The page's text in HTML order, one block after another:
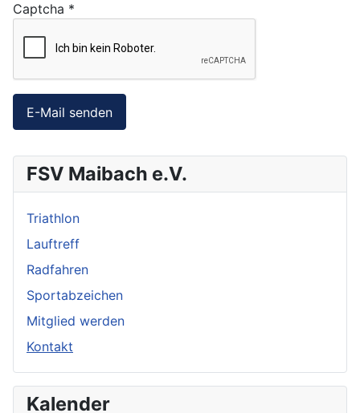
FSV Maibach e.V.
Triathlon
Lauftreff
Radfahren
Sportabzeichen
Mitglied werden
Kontakt
Kalender
Captcha *
E-Mail senden